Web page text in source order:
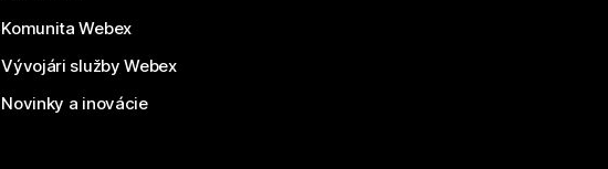
Komunita Webex
Vývojári služby Webex
Novinky a inovácie